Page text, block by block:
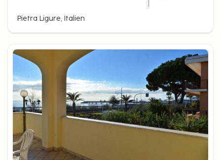
Pietra Ligure, Italien